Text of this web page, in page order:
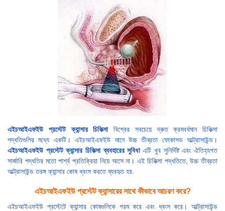
এইচআইএফইউ প্রস্টেট ক্যান্সার চিকিত্সাবিশ্বের সবচেয়ে দ্রুত ক্রমবর্ধমান চিকিত্সা
পদ্ধতিগুলির মধ্যে একটি। এইচআইএফইউ মানে উচ্চ তীব্রতা ফোকাসড আল্ট্রাসাউন্ড।
এইচআইএফইউ প্রস্টেট ক্যান্সার চিকিত্সা ব্যবহারের সুবিধাএটি খুব সুনির্দিষ্ট এবং ঐতিহ্যগত
সার্জারি পদ্ধতির মতো পার্শ্ব প্রতিক্রিয়া নিয়ে আসে না। এই চিকিত্সা পদ্ধতিতে, উচ্চ তীব্রতা
আল্ট্রাসাউন্ড তরঙ্গ ক্যান্সার কোষ ধ্বংস করতে ব্যবহৃত হয়.
এইচআইএফইউ প্রস্টেট ক্যান্সারের সাথে কীভাবে আচরণ করে?
এইচআইএফইউ প্রস্টেটে ক্যান্সার কোষগুলিকে গরম করে এবং ধ্বংস করে। আল্ট্রাসাউন্ড